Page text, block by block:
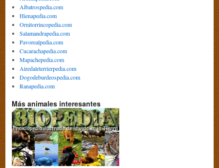
Albatrospedia.com
Hienapedia.com
Ornitorrincopedia.com
Salamandrapedia.com
Pavorealpedia.com
Cucarachapedia.com
Mapachepedia.com
Airedaleterrierpedia.com
Dogodeburdeospedia.com
Ranapedia.com
Más animales interesantes